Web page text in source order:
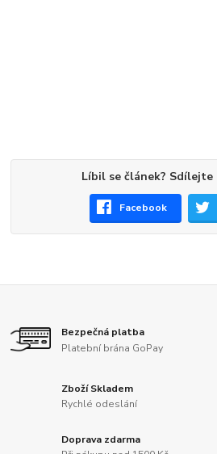
Líbil se článek?
Facebook
Bezpečná platba
Platební brána GoPay
Zboží Skladem
Rychlé odeslání
Doprava zdarma